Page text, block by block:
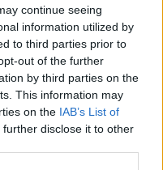
continue seeing
information utilized by
to third parties prior to
out of the further
by third parties on the
This information may
on the IAB’s List of
further disclose it to other
τυπικά, αφέθηκε
του εισαγγελέα.
και ο
επίσης αφέθηκε
υγείας.